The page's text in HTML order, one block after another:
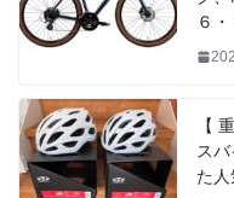
６
【
ス
た人